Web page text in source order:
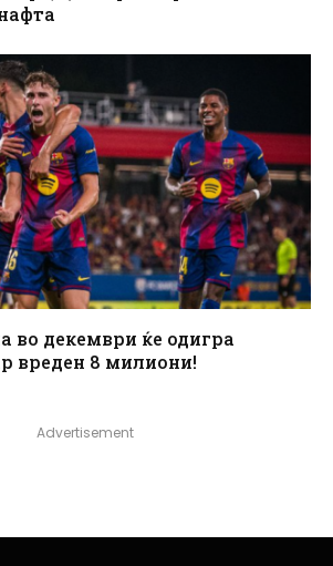
во декември ќе одигра
вреден 8 милиони!
Advertisement